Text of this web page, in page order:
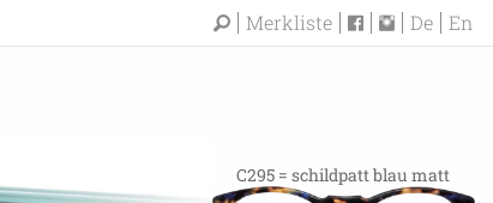
Merkliste De En
C295 = schildpatt blau matt